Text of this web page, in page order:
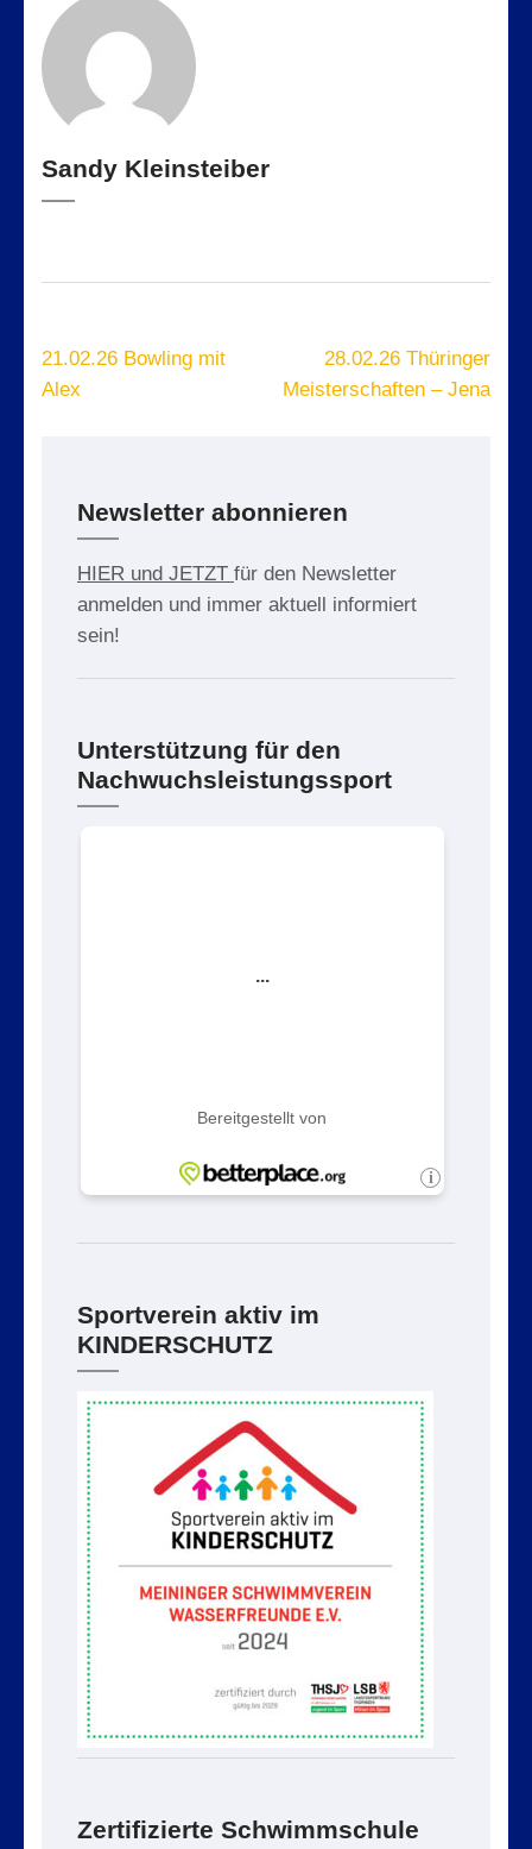
Sandy Kleinsteiber
Beitragsnavigation
21.02.26 Bowling mit
Alex
28.02.26 Thüringer
Meisterschaften – Jena
Newsletter abonnieren
HIER und JETZT für den Newsletter
anmelden und immer aktuell informiert
sein!
Unterstützung für den
Nachwuchsleistungssport
Sportverein aktiv im
KINDERSCHUTZ
Zertifizierte Schwimmschule